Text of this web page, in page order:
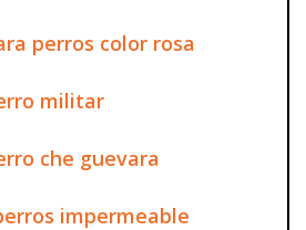
perros color rosa
militar
che guevara
impermeable